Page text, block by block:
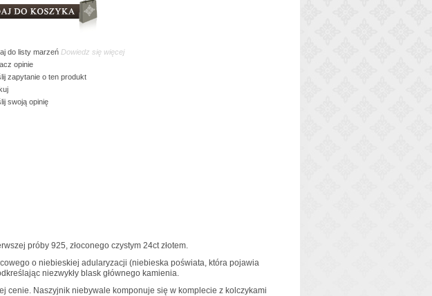
do listy marzeń Dowiedz się więcej
opinie
zapytanie o ten produkt
swoją opinię
próby 925, złoconego czystym 24ct złotem.
o niebieskiej adularyzacji (niebieska poświata, która pojawia
niezwykły blask głównego kamienia.
cenie. Naszyjnik niebywale komponuje się w komplecie z kolczykami